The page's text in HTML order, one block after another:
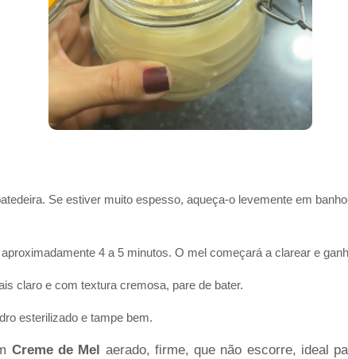
Se estiver muito espesso, aqueça-o levemente em
4 a 5 minutos. O mel começará a clarear e
claro e com textura cremosa, pare de bater.
esterilizado e tampe bem.
Creme de Mel
aerado, firme, que não escorre, ideal